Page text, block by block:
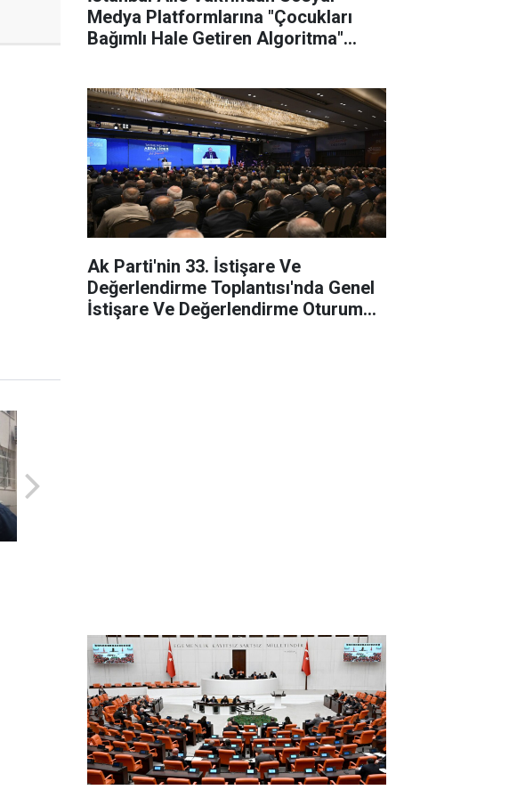
Medya Platformlarına "Çocukları
Bağımlı Hale Getiren Algoritma"
Ak Parti'nin 33. İstişare Ve
Değerlendirme Toplantısı'nda Genel
İstişare Ve Değerlendirme Oturumu